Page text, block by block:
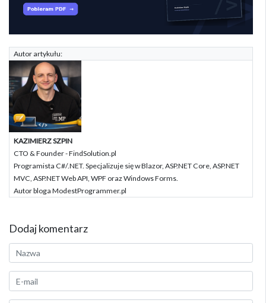
Autor artykułu:
KAZIMIERZ SZPIN
CTO & Founder - FindSolution.pl
Programista C#/.NET. Specjalizuje się w Blazor, ASP.NET Core, ASP.NET
MVC, ASP.NET Web API, WPF oraz Windows Forms.
Autor bloga ModestProgrammer.pl
Dodaj komentarz